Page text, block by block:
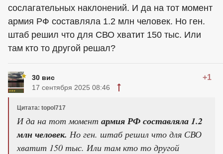
сослагательных наклонений. И да на тот момент
армия РФ составляла 1.2 млн человек. Но ген.
штаб решил что для СВО хватит 150 тыс. Или
там кто то другой решал?
30 вис +1
17 сентября 2025 08:46
Цитата: topol717
И да на тот момент армия РФ составляла 1.2
млн человек. Но ген. штаб решил что для СВО
хватит 150 тыс. Или там кто то другой